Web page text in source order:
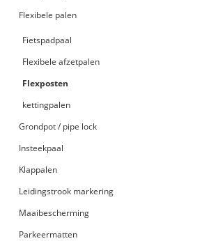
Flexibele palen
Fietspadpaal
Flexibele afzetpalen
Flexposten
kettingpalen
Grondpot / pipe lock
Insteekpaal
Klappalen
Leidingstrook markering
Maaibescherming
Parkeermatten